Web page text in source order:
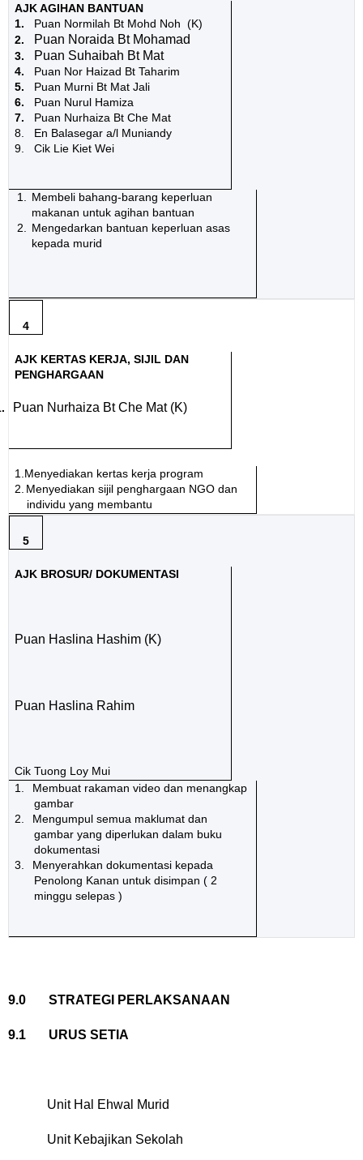
AJK AGIHAN BANTUAN
1.
Puan Normilah Bt Mohd Noh (K)
2.
Puan Noraida Bt Mohamad
3. Puan Suhaibah Bt Mat
4.
Puan Nor Haizad Bt Taharim
5.
Puan Murni Bt Mat Jali
6.
Puan Nurul Hamiza
7.
Puan Nurhaiza Bt Che Mat
8.
En Balasegar a/l Muniandy
9.
Cik Lie Kiet Wei
1.
Membeli bahang-barang keperluan
makanan untuk agihan bantuan
2.
Mengedarkan bantuan keperluan asas
kepada murid
4
AJK KERTAS KERJA, SIJIL DAN
PENGHARGAAN
Puan Nurhaiza Bt Che Mat (K)
1.Menyediakan kertas kerja program
2. Menyediakan sijil penghargaan NGO dan
individu yang membantu
5
AJK BROSUR/ DOKUMENTASI
Puan Haslina Hashim (K)
Puan Haslina Rahim
Cik Tuong Loy Mui
1.
Membuat rakaman video dan menangkap
gambar
2.
Mengumpul semua maklumat dan
gambar yang diperlukan dalam buku
dokumentasi
3.
Menyerahkan dokumentasi kepada
Penolong Kanan untuk disimpan ( 2
minggu selepas )
9.0 STRATEGI PERLAKSANAAN
9.1 URUS SETIA
Unit Hal Ehwal Murid
Unit Kebajikan Sekolah